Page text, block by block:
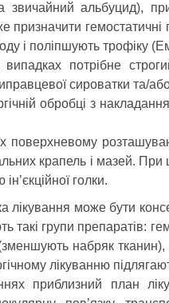
звичайний альбуцид),
призначити
і поліпшують трофіку
потрібне
сироватки та/
обробці з
поверхневому
крапель і мазей.
голки.
лікування може бути
групи препаратів:
(зменшують набряк
лікуванню
приблизний план